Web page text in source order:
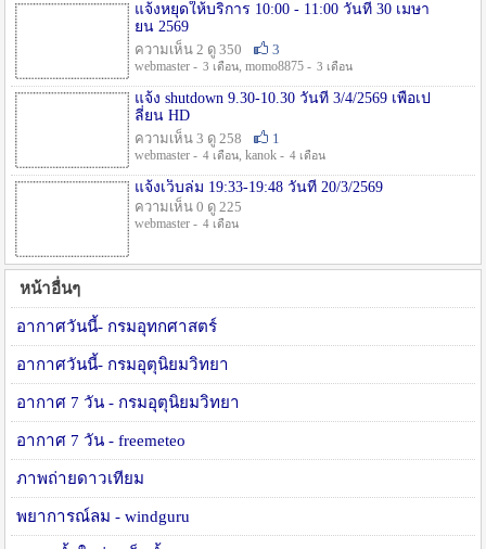
แจ้งหยุดให้บริการ 10:00 - 11:00 วันที่ 30 เมษา
ยน 2569
ความเห็น 2 ดู 350
3
webmaster - 3 เดือน, momo8875 - 3 เดือน
แจ้ง shutdown 9.30-10.30 วันที่ 3/4/2569 เพื่อเป
ลี่ยน HD
ความเห็น 3 ดู 258
1
webmaster - 4 เดือน, kanok - 4 เดือน
แจ้งเว็บล่ม 19:33-19:48 วันที่ 20/3/2569
ความเห็น 0 ดู 225
webmaster - 4 เดือน
หน้าอื่นๆ
อากาศวันนี้- กรมอุทกศาสตร์
อากาศวันนี้- กรมอุตุนิยมวิทยา
อากาศ 7 วัน - กรมอุตุนิยมวิทยา
อากาศ 7 วัน - freemeteo
ภาพถ่ายดาวเทียม
พยาการณ์ลม - windguru